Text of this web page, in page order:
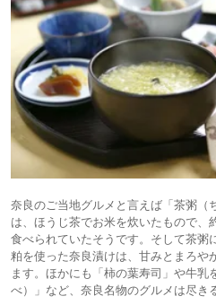
奈良のご当地グルメと言えば「茶粥（
は、ほうじ茶でお米を炊いたもので、
食べられていたそうです。そして茶粥
粕を使った奈良漬けは、甘みとまろや
ます。ほかにも「柿の葉寿司」や牛乳
べ）」など、奈良名物のグルメは尽き